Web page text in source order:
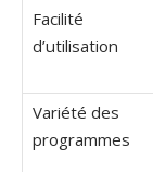
Facilité
d’utilisation
Variété des
programmes